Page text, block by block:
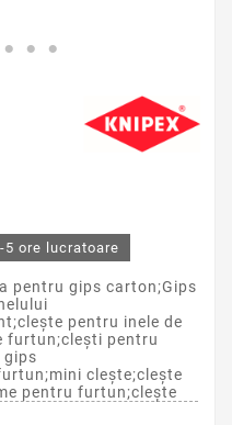
5 ore lucratoare
pentru gips carton;Gips
pentru inele de
furtun;clești pentru
gips
clește;clește
pentru furtun;clește